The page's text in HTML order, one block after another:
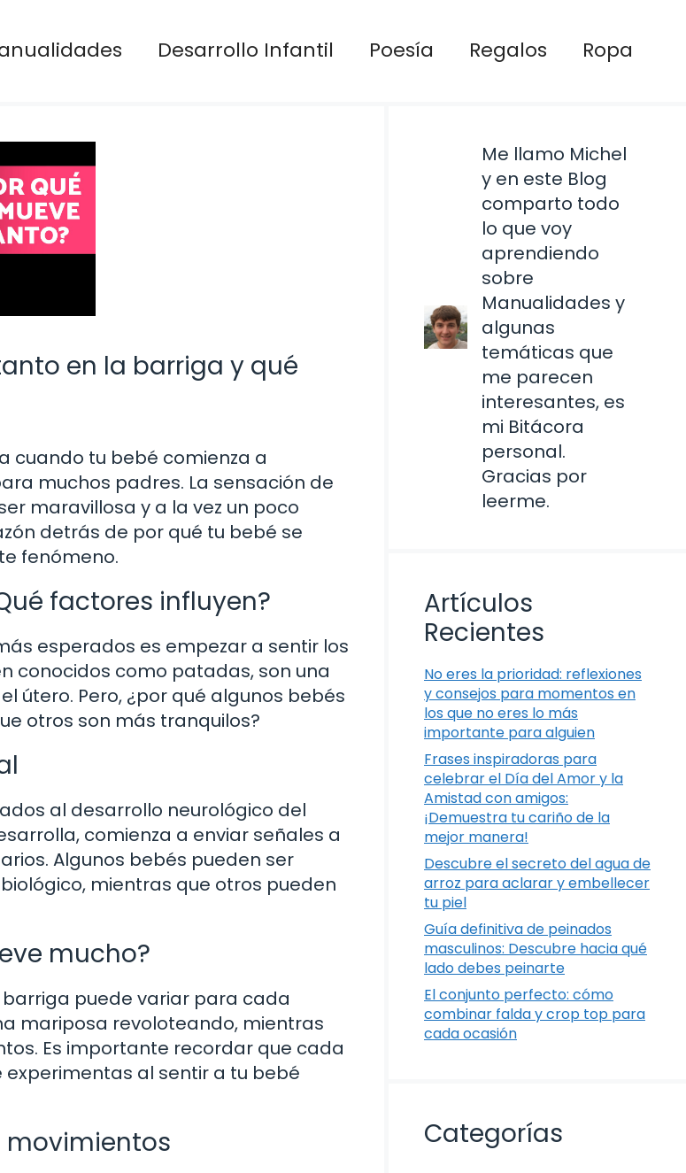
Desarrollo Infantil Poesía Regalos Ropa
en la barriga y qué
cuando tu bebé comienza a
muchos padres. La sensación de
maravillosa y a la vez un poco
detrás de por qué tu bebé se
fenómeno.
factores influyen?
esperados es empezar a sentir los
conocidos como patadas, son una
útero. Pero, ¿por qué algunos bebés
otros son más tranquilos?
al desarrollo neurológico del
comienza a enviar señales a
Algunos bebés pueden ser
mientras que otros pueden
mucho?
puede variar para cada
mariposa revoloteando, mientras
Es importante recordar que cada
experimentas al sentir a tu bebé
movimientos
Me llamo Michel
y en este Blog
comparto todo
lo que voy
aprendiendo
sobre
Manualidades y
algunas
temáticas que
me parecen
interesantes, es
mi Bitácora
personal.
Gracias por
leerme.
Artículos
Recientes
No eres la prioridad: reflexiones
y consejos para momentos en
los que no eres lo más
importante para alguien
Frases inspiradoras para
celebrar el Día del Amor y la
Amistad con amigos:
¡Demuestra tu cariño de la
mejor manera!
Descubre el secreto del agua de
arroz para aclarar y embellecer
tu piel
Guía definitiva de peinados
masculinos: Descubre hacia qué
lado debes peinarte
El conjunto perfecto: cómo
combinar falda y crop top para
cada ocasión
Categorías